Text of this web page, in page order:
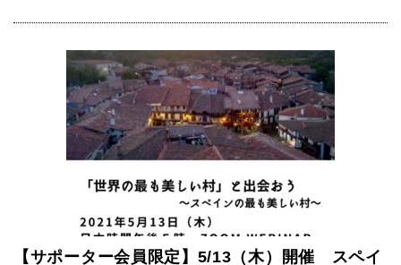
【サポーター会員限定】5/13（木）開催 スペイ